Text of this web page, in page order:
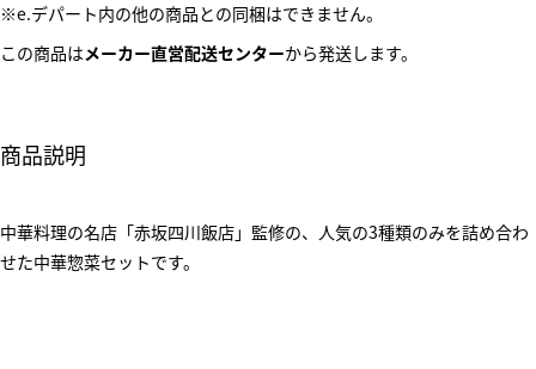
※e.デパート内の他の商品との同梱はできません。
この商品はメーカー直営配送センターから発送します。
商品説明
中華料理の名店「赤坂四川飯店」監修の、人気の3種類のみを詰め合わ
せた中華惣菜セットです。